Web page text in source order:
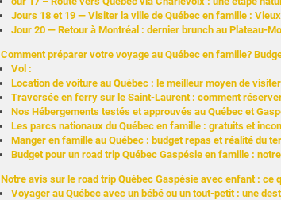
Jours 18 et 19 — Visiter la ville de Québec en famille :
Jour 20 — Retour à Montréal : dernier brunch au Plateau-
Comment préparer votre voyage au Québec en famille?
Vol :
Location de voiture au Québec : le meilleur moyen de
Traversée en ferry sur le Saint-Laurent : comment
Nos Hébergements testés et approuvés au Québec et
Les parcs nationaux du Québec en famille : gratuits et
Manger en famille au Québec : budget repas et réalité du
Budget pour un road trip Québec Gaspésie en famille :
Notre avis sur le road trip Québec Gaspésie avec enfant : ce
Voyager au Québec avec un bébé ou un tout-petit : une